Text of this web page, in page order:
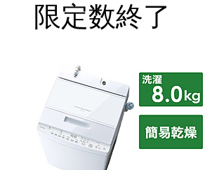
限定数終了